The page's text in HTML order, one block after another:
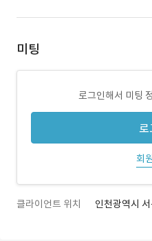
미팅
로그인해서 미팅
로
회
클라이언트 위치 인천광역시